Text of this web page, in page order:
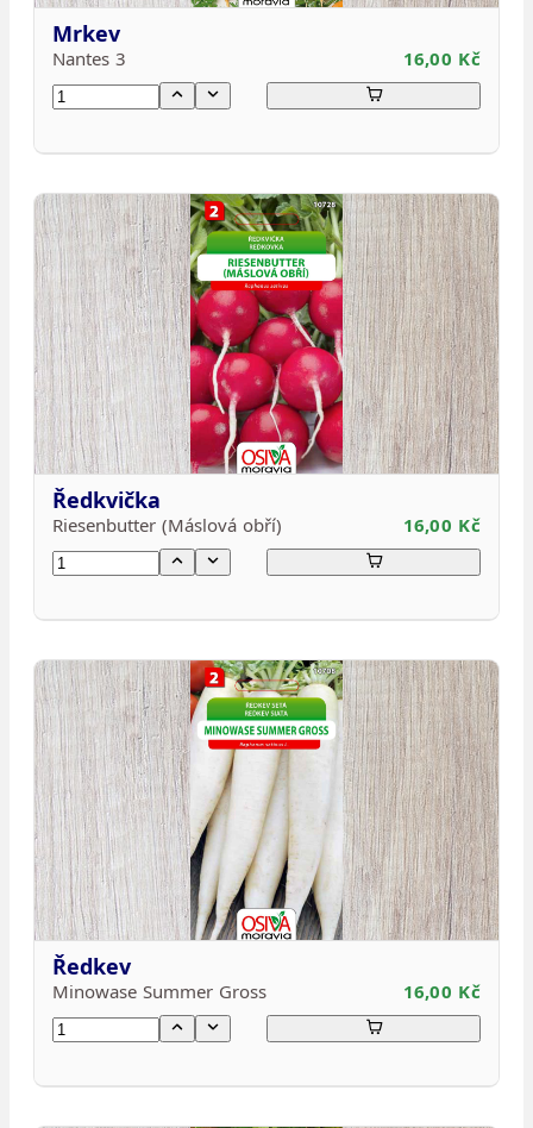
Mrkev
Nantes 3 16,00 Kč
Ředkvička
Riesenbutter (Máslová obří) 16,00 Kč
Ředkev
Minowase Summer Gross 16,00 Kč